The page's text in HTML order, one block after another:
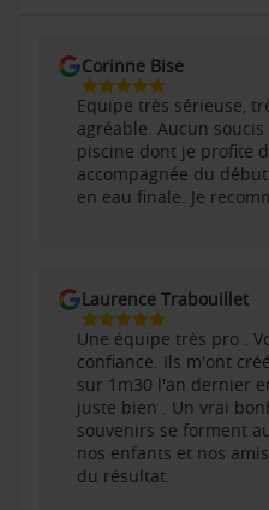
avis
par
Corinne Bise
5
Étoiles
Sur
5
Equipe très sérieuse,
agréable. Aucun
piscine dont je profite
accompagnée du
en eau finale. Je
Laurence Trabouillet
5
Étoiles
Sur
5
Une équipe très pro .
confiance. Ils m'ont
sur 1m30 l'an dernier
juste bien . Un vrai
souvenirs se forment
nos enfants et nos
du résultat.